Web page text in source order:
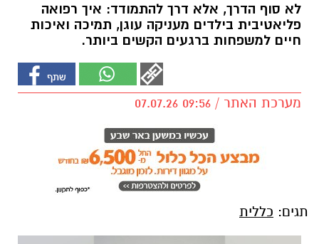
לא סוף הדרך, אלא דרך להתמודד: איך רפואה
פליאטיבית בילדים מעניקה עוגן, תמיכה ואיכות
חיים למשפחות ברגעים הקשים ביותר.
מערכת האתר / 09:56 07.07.26
תגים: כללית